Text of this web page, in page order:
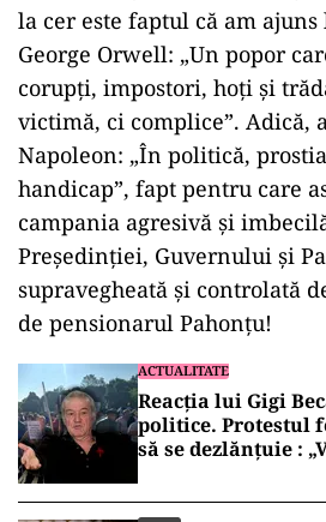
la cer este faptul că am
George Orwell: „Un popor
corupți, impostori, hoți și
victimă, ci complice”. Adică,
Napoleon: „În politică,
handicap”, fapt pentru care
campania agresivă și
Președinției, Guvernului și
supravegheată și controlată
de pensionarul Pahonțu!
ACTUALITATE
Reacția lui Gigi
politice. Protestul
să se dezlănțuie :